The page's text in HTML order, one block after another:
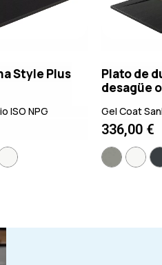
Style Plus
ISO NPG
Plato de
desagüe
Gel Coat
336,00 €